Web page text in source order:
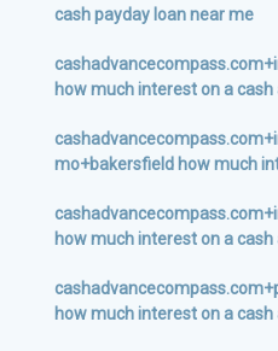
cash payday loan near me
how much interest on a cash
mo+bakersfield how much
how much interest on a cash
how much interest on a cash